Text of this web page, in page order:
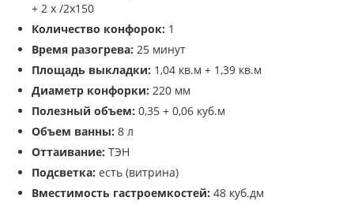
+ 2 х /2х150
Количество конфорок: 1
Время разогрева: 25 минут
Площадь выкладки: 1,04 кв.м + 1,39 кв.м
Диаметр конфорки: 220 мм
Полезный объем: 0,35 + 0,06 куб.м
Объем ванны: 8 л
Оттаивание: ТЭН
Подсветка: есть (витрина)
Вместимость гастроемкостей: 48 куб.дм